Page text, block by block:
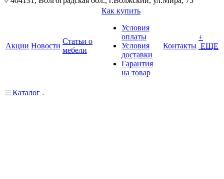
Акции Новости
Статьи о
мебели
Как купить
Условия
оплаты
Условия
доставки
Гарантия
на товар
Контакты
+
ЕЩЕ
Каталог